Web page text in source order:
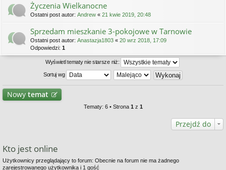
Życzenia Wielkanocne
Ostatni post autor: Andrew « 21 kwie 2019, 20:48
Sprzedam mieszkanie 3-pokojowe w Tarnowie
Ostatni post autor: Anastazja1803 « 20 wrz 2018, 17:09
Odpowiedzi: 1
Wyświetl tematy nie starsze niż:
Sortuj wg
Nowy temat
Tematy: 6 • Strona 1 z 1
Przejdź do
Kto jest online
Użytkownicy przeglądający to forum: Obecnie na forum nie ma żadnego
zarejestrowanego użytkownika i 1 gość